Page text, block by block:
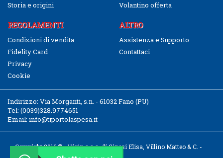
Storia e origini
Volantino offerta
REGOLAMENTI
Condizioni di vendita
Fidelity Card
Privacy
Cookie
ALTRO
Assistenza e Supporto
Contattaci
Indirizzo: Via Morganti, s.n. - 61032 Fano (PU)
Tel: (0039)328.9774651
Email: info@tiportolaspesa.it
Copyright 2016 © - Vigin s.a.s. di Ginesi Elisa, Villino Matteo & C. -
CF/P.IVA 02526040411